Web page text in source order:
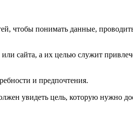
чтобы понимать данные,
сайта, а их целью служит
и предпочтения.
увидеть цель, которую нужно